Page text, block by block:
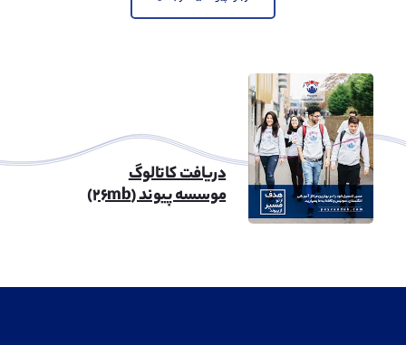
دریافت کاتالوگ
موسسه پیوند (۲۶mb)